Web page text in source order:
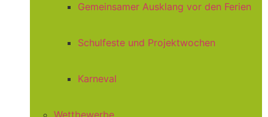
Gemeinsamer Ausklang vor den Ferien
Schulfeste und Projektwochen
Karneval
Wettbewerbe